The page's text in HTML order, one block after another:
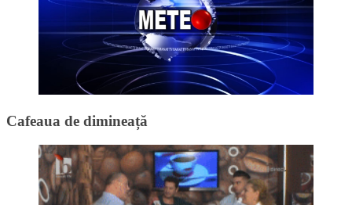
Cafeaua de dimineață